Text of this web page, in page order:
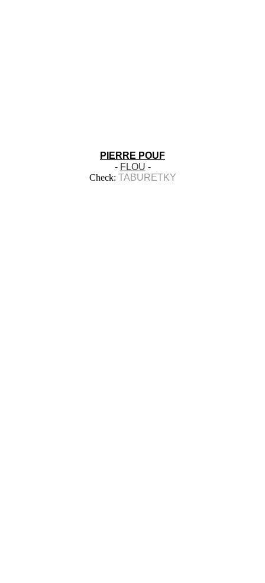
PIERRE POUF
- FLOU -
Check: TABURETKY